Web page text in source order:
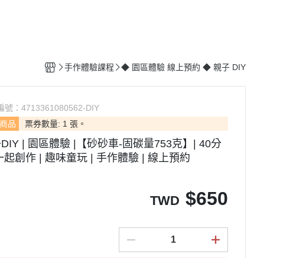
手作體驗課程 ◆ 園區體驗 線上預約 ◆ 親子 DIY
號：4713361080562-DIY
品
票券數量: 1 張。
| 園區體驗 |【砂砂車-固碳量753克】| 40分
起創作 | 趣味童玩 | 手作體驗 | 線上預約
TWD $650